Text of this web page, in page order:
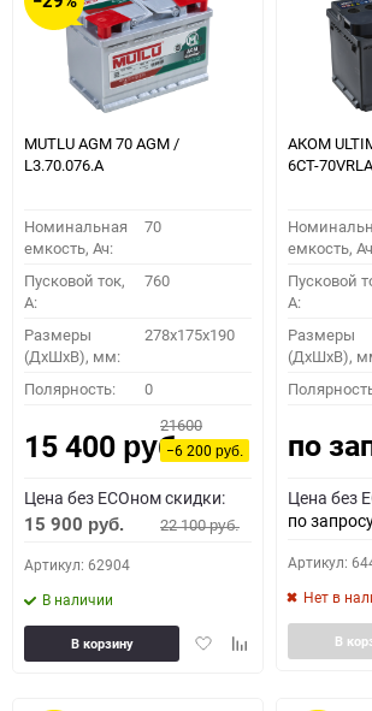
MUTLU AGM 70 AGM /
L3.70.076.A
Номинальная
емкость, Ач:
70
Пусковой ток,
A:
760
Размеры
(ДхШхВ), мм:
278x175x190
Полярность: 0
15 400 руб.
21600
−6 200руб.
Цена без ECOном скидки:
15 900 руб. 22 100руб.
Артикул: 62904
В наличии
ДобавитьДобавить
В корзину
АКОМ
6СТ-70VRLA
емкость,
Пусковой
A:
Размеры
(ДхШхВ),
по
Цена без
по
Артикул:
Нет в
В